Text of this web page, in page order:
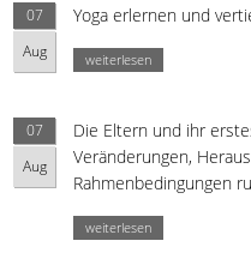
07
Aug
Yoga erlernen und
weiterlesen
07
Aug
Die Eltern und ihr
Veränderungen,
Rahmenbedingungen
weiterlesen